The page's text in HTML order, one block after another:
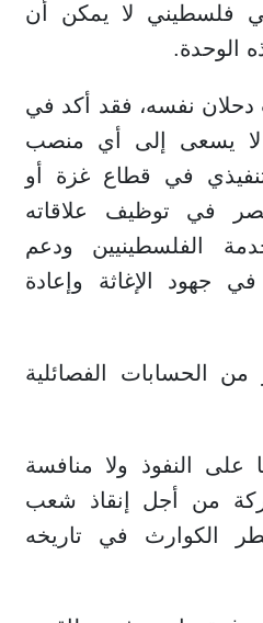
فلسطيني لا يمكن أن
الوحدة.
دحلان نفسه، فقد أكد في
لا يسعى إلى أي منصب
في قطاع غزة أو
في توظيف علاقاته
الفلسطينيين ودعم
جهود الإغاثة وإعادة
من الحسابات الفصائلية
النفوذ ولا منافسة
من أجل إنقاذ شعب
الكوارث في تاريخه